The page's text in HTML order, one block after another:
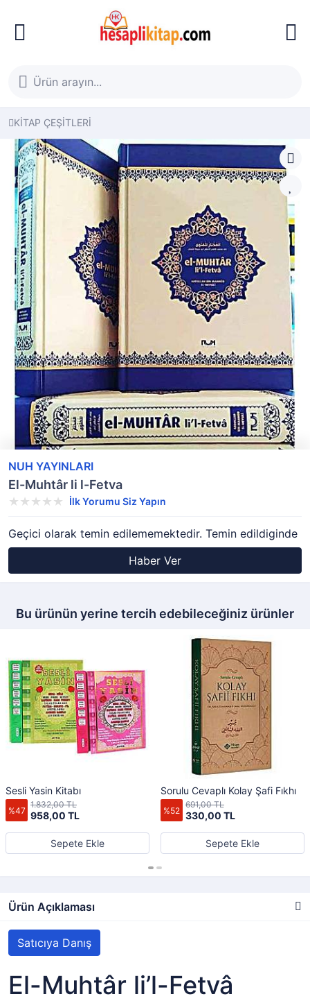
KİTAP ÇEŞİTLERİ
NUH YAYINLARI
El-Muhtâr li l-Fetva
İlk Yorumu Siz Yapın
Geçici olarak temin edilememektedir. Temin edildiginde
Haber Ver
Bu ürünün yerine tercih edebileceğiniz ürünler
Sesli Yasin Kitabı
%47 958,00 TL
1.832,00 TL
Sepete Ekle
Sorulu Cevaplı Kolay Şafi Fıkhı
%52 330,00 TL
691,00 TL
Sepete Ekle
Ürün Açıklaması
Satıcıya Danış
El-Muhtâr li’l-Fetvâ